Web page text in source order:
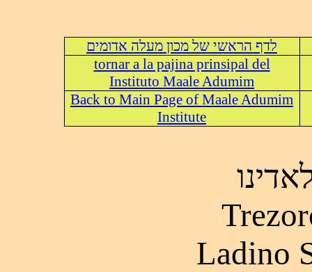
לדף הראשי של מכון מעלה אדומים
tornar a la pajina prinsipal del
Instituto Maale Adumim
Back to Main Page of Maale Adumim
Institute
Ladino